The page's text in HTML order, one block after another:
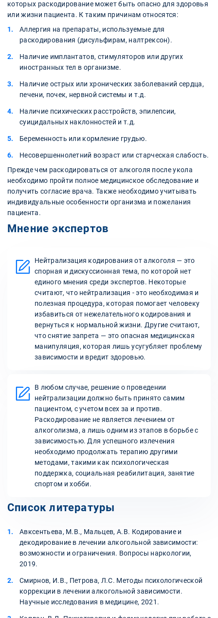
которых раскодирование может быть опасно для здоровья
или жизни пациента. К таким причинам относятся:
Аллергия на препараты, используемые для
раскодирования (дисульфирам, налтрексон).
Наличие имплантатов, стимуляторов или других
иностранных тел в организме.
Наличие острых или хронических заболеваний сердца,
печени, почек, нервной системы и т.д.
Наличие психических расстройств, эпилепсии,
суицидальных наклонностей и т.д.
Беременность или кормление грудью.
Несовершеннолетний возраст или старческая слабость.
Прежде чем раскодироваться от алкоголя после укола
необходимо пройти полное медицинское обследование и
получить согласие врача. Также необходимо учитывать
индивидуальные особенности организма и пожелания
пациента.
Мнение экспертов
Нейтрализация кодирования от алкоголя — это
спорная и дискуссионная тема, по которой нет
единого мнения среди экспертов. Некоторые
считают, что нейтрализация - это необходимая и
полезная процедура, которая помогает человеку
избавиться от нежелательного кодирования и
вернуться к нормальной жизни. Другие считают,
что снятие запрета — это опасная медицинская
манипуляция, которая лишь усугубляет проблему
зависимости и вредит здоровью.
В любом случае, решение о проведении
нейтрализации должно быть принято самим
пациентом, с учетом всех за и против.
Раскодирование не является лечением от
алкоголизма, а лишь одним из этапов в борьбе с
зависимостью. Для успешного излечения
необходимо продолжать терапию другими
методами, такими как психологическая
поддержка, социальная реабилитация, занятие
спортом и хобби.
Список литературы
Авксентьева, М.В., Мальцев, А.В. Кодирование и
декодирование в лечении алкогольной зависимости:
возможности и ограничения. Вопросы наркологии,
2019.
Смирнов, И.В., Петрова, Л.С. Методы психологической
коррекции в лечении алкогольной зависимости.
Научные исследования в медицине, 2021.